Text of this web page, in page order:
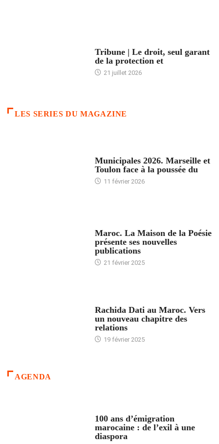
Tribune | Le droit, seul garant
de la protection et
21 juillet 2026
LES SERIES DU MAGAZINE
Municipales 2026. Marseille et
Toulon face à la poussée du
11 février 2026
Maroc. La Maison de la Poésie
présente ses nouvelles
publications
21 février 2025
Rachida Dati au Maroc. Vers
un nouveau chapitre des
relations
19 février 2025
AGENDA
100 ans d’émigration
marocaine : de l’exil à une
diaspora